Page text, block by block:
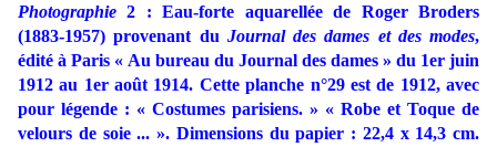
Photographie 2 : Eau-forte aquarellée de Roger Broders
(1883-1957) provenant du Journal des dames et des modes,
édité à Paris « Au bureau du Journal des dames » du 1er juin
1912 au 1er août 1914. Cette planche n°29 est de 1912, avec
pour légende : « Costumes parisiens. » « Robe et Toque de
velours de soie ... ». Dimensions du papier : 22,4 x 14,3 cm.